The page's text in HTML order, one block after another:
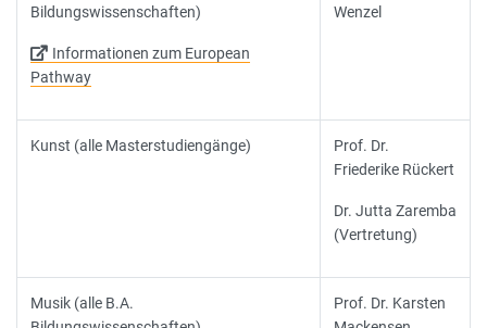
Bildungswissenschaften)
Informationen zum European
Pathway
Wenzel
Kunst (alle Masterstudiengänge)
Prof. Dr.
Friederike Rückert
Dr. Jutta Zaremba
(Vertretung)
Musik (alle B.A.
Prof. Dr. Karsten